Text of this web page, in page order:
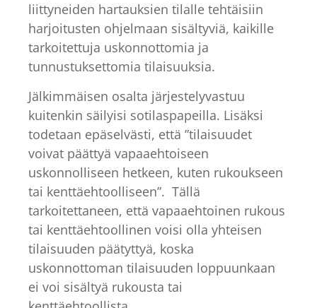
liittyneiden hartauksien tilalle tehtäisiin
harjoitusten ohjelmaan sisältyviä, kaikille
tarkoitettuja uskonnottomia ja
tunnustuksettomia tilaisuuksia.
Jälkimmäisen osalta järjestelyvastuu
kuitenkin säilyisi sotilaspapeilla. Lisäksi
todetaan epäselvästi, että ”tilaisuudet
voivat päättyä vapaaehtoiseen
uskonnolliseen hetkeen, kuten rukoukseen
tai kenttäehtoolliseen”. Tällä
tarkoitettaneen, että vapaaehtoinen rukous
tai kenttäehtoollinen voisi olla yhteisen
tilaisuuden päätyttyä, koska
uskonnottoman tilaisuuden loppuunkaan
ei voi sisältyä rukousta tai